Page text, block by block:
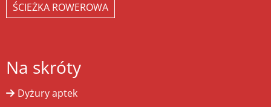
ŚCIEŻKA ROWEROWA
Na skróty
Dyżury aptek